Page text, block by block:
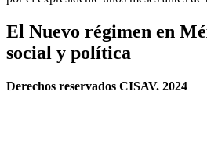
El Nuevo régimen en
social y política
Derechos reservados CISAV. 2024